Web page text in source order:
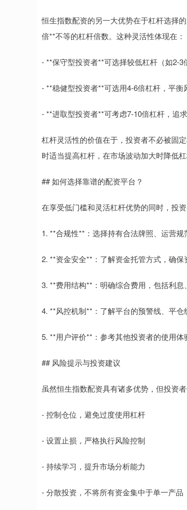
恒生指数配资的另一大优势在于杠杆选择
倍**不等的杠杆倍数。这种灵活性体现在：
- **保守型投资者**可选择较低杠杆（如2-
- **稳健型投资者**可选用4-6倍杠杆，平衡
- **进取型投资者**可考虑7-10倍杠杆，追
杠杆灵活性的价值在于，投资者不必被固
时适当提高杠杆，在市场波动加大时降低
## 如何选择靠谱的配资平台？
在享受低门槛和灵活杠杆优势的同时，投
1. **合规性**：选择持有合法牌照、运营规
2. **资金安全**：了解资金托管方式，确保
3. **费用结构**：明确综合费用，包括利息
4. **风控机制**：了解平台的预警线、平仓
5. **用户评价**：参考其他投资者的使用体
## 风险提示与投资建议
虽然恒生指数配资具有诸多优势，但投资
- 控制仓位，避免过度使用杠杆
- 设置止损，严格执行风险控制
- 持续学习，提升市场分析能力
- 分散投资，不将所有资金集中于单一产品